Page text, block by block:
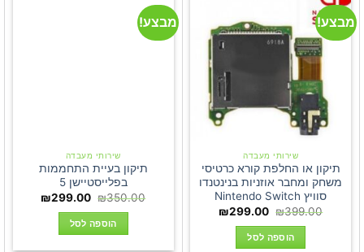
סוגים.
ניתן
האפשרויות
בעמוד
מבצע!
שירותי מעבדה
תיקון או החלפת קורא כרטיסי
משחק ומחבר אוזניות בנינטנדו
סוויץ Nintendo Switch
₪399.00
המחיר
היה:
₪399.00.
₪299.00
המחיר
הוספה לסל
מבצע!
שירותי מעבדה
תיקון בעיית התחממות
בפלייסטיישן 5
₪350.00
המחיר
היה:
₪350.00.
₪299.00
המחיר
הוספה לסל